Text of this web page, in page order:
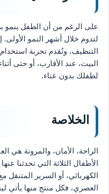
على الرغم من أن الطفل ينمو
لتدوم خلال أشهر النمو
التنظيف، وتُقدم تجربة
البيت، عند الأقارب، أو حتى
لطفلك بدون عناء.
الخلاصة
الراحة، الأمان، والمرونة هي
الأطفال الثلاثة التي تحدثنا
الكهربائي، أو السرير
العصري، فكل منتج منها